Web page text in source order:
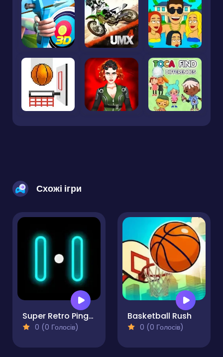
Схожі ігри
Super Retro Ping-Pong
0 (0 Голосів)
Basketball Rush
0 (0 Голосів)